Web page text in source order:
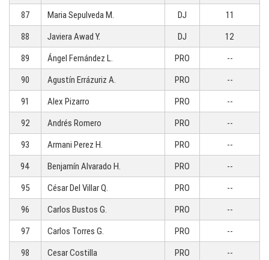
87
Maria Sepulveda M. DJ
11
88
Javiera Awad Y. DJ
12
89
Ángel Fernández L. PRO
--
90
Agustín Errázuriz A. PRO
--
91
Alex Pizarro PRO
--
92
Andrés Romero PRO
--
93
Armani Perez H. PRO
--
94
Benjamín Alvarado H. PRO
--
95
César Del Villar Q. PRO
--
96
Carlos Bustos G. PRO
--
97
Carlos Torres G. PRO
--
98
Cesar Costilla PRO
--